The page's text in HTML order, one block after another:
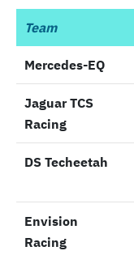
Team
Mercedes-EQ
Jaguar TCS
Racing
DS Techeetah
Envision
Racing
Team
Mercedes-EQ
Jaguar TCS
Racing
DS Techeetah
Envision
Racing